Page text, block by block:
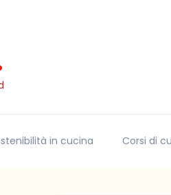
in cucina Corsi di